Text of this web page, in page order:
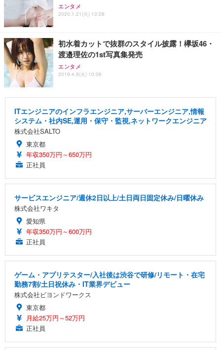
エンタメ
2020.1.21(火) 13:28
初水着カットで抜群のスタイル披露！欅坂46・
渡邉理佐の1st写真集発売
エンタメ
2019.4.9(火) 10:06
ITエンジニアのインフラエンジニア,サーバーエンジニア,情報
システム・社内SE,運用・保守・監視,ネットワークエンジニア
株式会社SALTO
東京都
年収350万円～650万円
正社員
サービスエンジニア/週休2日以上/土日両日固定休み/日曜休み
株式会社ワキタ
愛知県
年収350万円～600万円
正社員
ゲーム・アプリテスター/入社後は渋谷で研修/リモート・在宅
勤務7割/土日祝休み・IT業界デビュー
株式会社ビヨンドワークス
東京都
月給25万円～52万円
正社員